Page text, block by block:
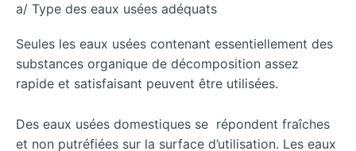
a/ Type des eaux usées adéquats
Seules les eaux usées contenant essentiellement des
substances organique de décomposition assez
rapide et satisfaisant peuvent être utilisées.
Des eaux usées domestiques se répondent fraîches
et non putréfiées sur la surface d’utilisation. Les eaux